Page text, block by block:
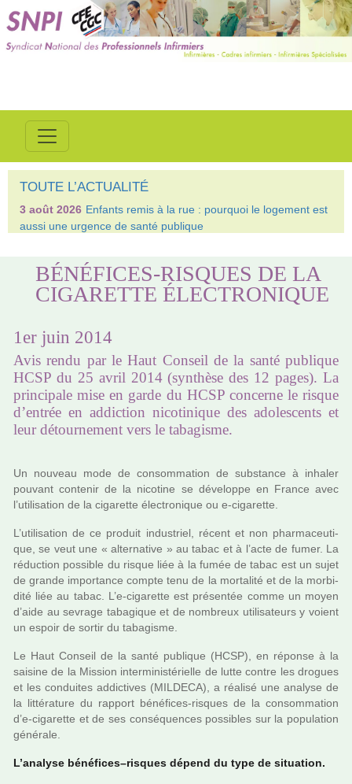
TOUTE L’ACTUALITÉ
3 août 2026 Enfants remis à la rue : pourquoi le logement est
aussi une urgence de santé publique
BÉNÉFICES-RISQUES DE LA
CIGARETTE ÉLECTRONIQUE
1er juin 2014
Avis rendu par le Haut Conseil de la santé publique
HCSP du 25 avril 2014 (synthèse des 12 pages). La
principale mise en garde du HCSP concerne le risque
d’entrée en addiction nicotinique des adolescents et
leur détournement vers le tabagisme.
Un nou­veau mode de consom­ma­tion de sub­stance à inha­ler
pou­vant conte­nir de la nico­tine se déve­loppe en France avec
l’uti­li­sa­tion de la ciga­rette électronique ou e-ciga­rette.
L’uti­li­sa­tion de ce pro­duit indus­triel, récent et non phar­ma­ceu­ti­
que, se veut une « alter­na­tive » au tabac et à l’acte de fumer. La
réduc­tion pos­si­ble du risque liée à la fumée de tabac est un sujet
de grande impor­tance compte tenu de la mor­ta­lité et de la mor­bi­
dité liée au tabac. L’e-ciga­rette est pré­sen­tée comme un moyen
d’aide au sevrage taba­gi­que et de nom­breux uti­li­sa­teurs y voient
un espoir de sortir du taba­gisme.
Le Haut Conseil de la santé publi­que (HCSP), en réponse à la
sai­sine de la Mission inter­mi­nis­té­rielle de lutte contre les dro­gues
et les condui­tes addic­ti­ves (MILDECA), a réa­lisé une ana­lyse de
la lit­té­ra­ture du rap­port béné­fi­ces-ris­ques de la consom­ma­tion
d’e-ciga­rette et de ses consé­quen­ces pos­si­bles sur la popu­la­tion
géné­rale.
L’ana­lyse béné­fi­ces–ris­ques dépend du type de situa­tion.